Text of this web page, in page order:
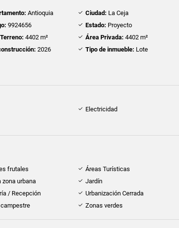
Antioquia Ciudad: La Ceja
9924656 Estado: Proyecto
4402 m² Área Privada: 4402 m²
2026 Tipo de inmueble: Lote
Electricidad
frutales
Áreas Turísticas
zona urbana
Jardín
/ Recepción
Urbanización Cerrada
Zonas verdes